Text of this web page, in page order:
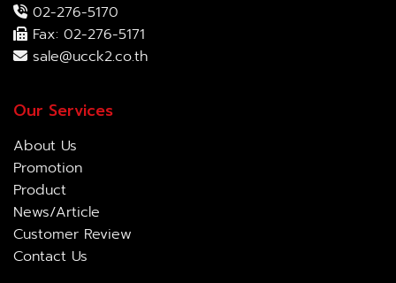
02-276-5170
Fax: 02-276-5171
sale@ucck2.co.th
Our Services
About Us
Promotion
Product
News/Article
Customer Review
Contact Us